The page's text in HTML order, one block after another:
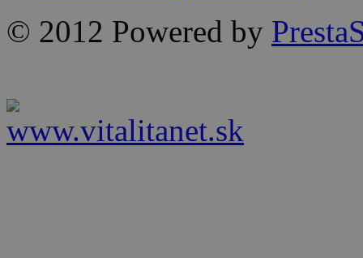
© 2012 Powered by